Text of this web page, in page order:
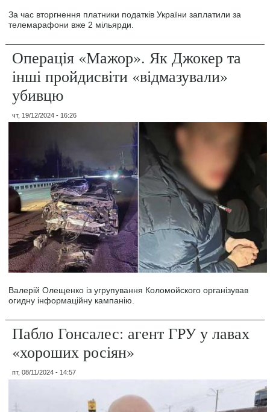
За час вторгнення платники податків України заплатили за
телемарафони вже 2 мільярди.
Операція «Мажор». Як Джокер та
інші пройдисвіти «відмазували»
убивцю
чт, 19/12/2024 - 16:26
Валерій Олещенко із угрупування Коломойского організував
огидну інформаційну кампанію.
Пабло Гонсалес: агент ГРУ у лавах
«хороших росіян»
пт, 08/11/2024 - 14:57